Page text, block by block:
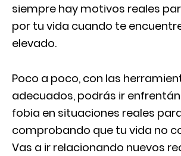
siempre hay motivos reales
por tu vida cuando te
elevado.
Poco a poco, con las
adecuados, podrás ir
fobia en situaciones reales
comprobando que tu vida no
Vas a ir relacionando nuevos